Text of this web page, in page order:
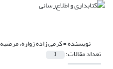
نویسنده =کرمی زاده زواره، مرضیه
تعداد مقالات: 1